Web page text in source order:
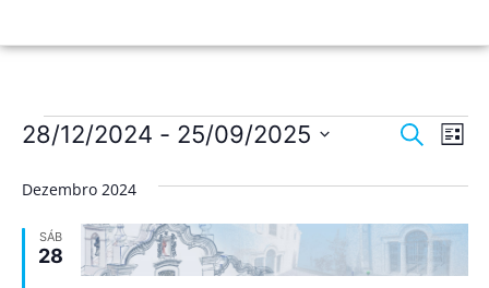
de
e
Pesquisar
de
Lista
28/12/2024 - 25/09/2025
data.
Dezembro 2024
SÁB
28